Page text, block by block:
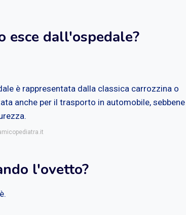
esce dall'ospedale?
è rappresentata dalla classica carrozzina o
anche per il trasporto in automobile, sebbene
l'ovetto?